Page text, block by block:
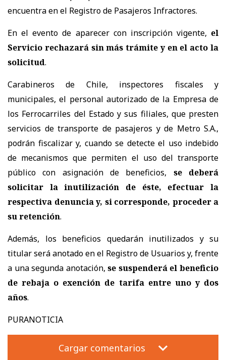
encuentra en el Registro de Pasajeros Infractores.
En el evento de aparecer con inscripción vigente, el
Servicio rechazará sin más trámite y en el acto la
solicitud.
Carabineros de Chile, inspectores fiscales y
municipales, el personal autorizado de la Empresa de
los Ferrocarriles del Estado y sus filiales, que presten
servicios de transporte de pasajeros y de Metro S.A.,
podrán fiscalizar y, cuando se detecte el uso indebido
de mecanismos que permiten el uso del transporte
público con asignación de beneficios, se deberá
solicitar la inutilización de éste, efectuar la
respectiva denuncia y, si corresponde, proceder a
su retención.
Además, los beneficios quedarán inutilizados y su
titular será anotado en el Registro de Usuarios y, frente
a una segunda anotación, se suspenderá el beneficio
de rebaja o exención de tarifa entre uno y dos
años.
PURANOTICIA
Cargar comentarios